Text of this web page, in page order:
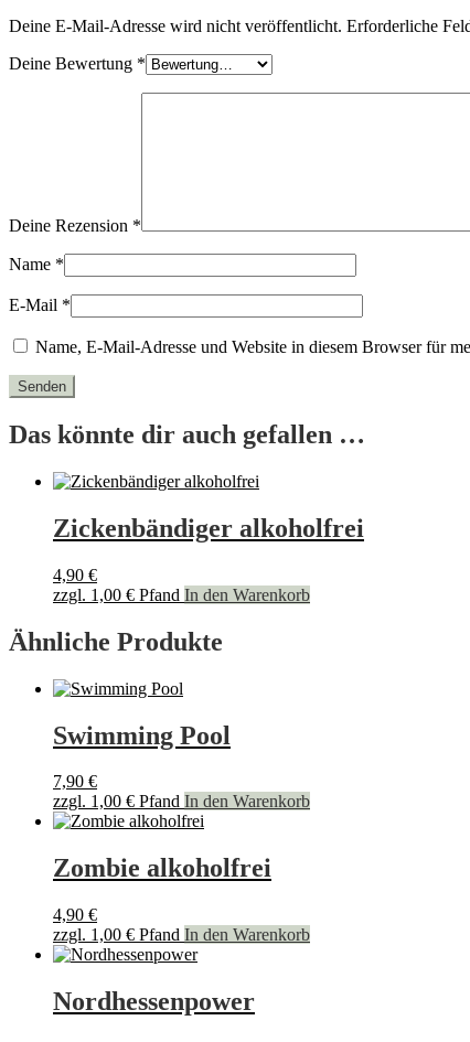
Deine E-Mail-Adresse wird nicht veröffentlicht. Erforderliche
Deine Bewertung *
Deine Rezension *
Name *
E-Mail *
Name, E-Mail-Adresse und Website in diesem Browser für
Das könnte dir auch gefallen …
Zickenbändiger alkoholfrei
4,90 €
zzgl. 1,00 € Pfand In den Warenkorb
Ähnliche Produkte
Swimming Pool
7,90 €
zzgl. 1,00 € Pfand In den Warenkorb
Zombie alkoholfrei
4,90 €
zzgl. 1,00 € Pfand In den Warenkorb
Nordhessenpower